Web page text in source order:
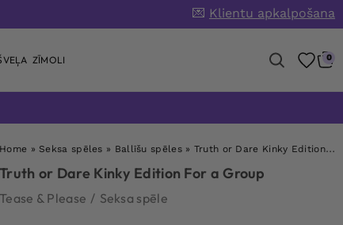
💌 Klientu apkalpošana
ZĪMOLI 0
Home »Seksa spēles » Ballīšu spēles» Truth or Dare Kinky Edition For a Group
Truth or Dare Kinky Edition For a Group
Tease & Please / Seksa spēle